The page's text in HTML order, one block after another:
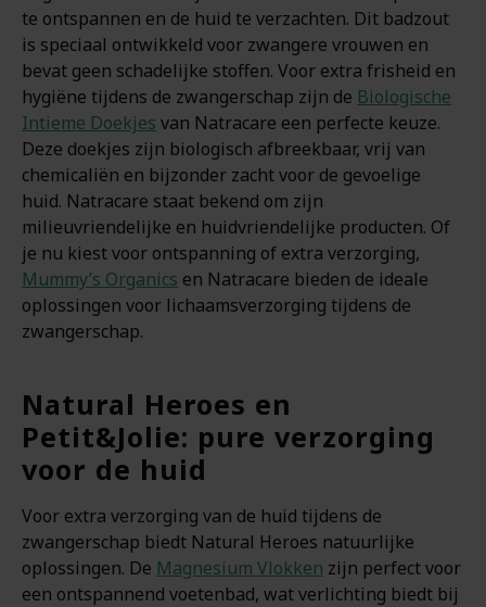
te ontspannen en de huid te verzachten. Dit badzout
is speciaal ontwikkeld voor zwangere vrouwen en
bevat geen schadelijke stoffen. Voor extra frisheid en
hygiëne tijdens de zwangerschap zijn de Biologische
Intieme Doekjes van Natracare een perfecte keuze.
Deze doekjes zijn biologisch afbreekbaar, vrij van
chemicaliën en bijzonder zacht voor de gevoelige
huid. Natracare staat bekend om zijn
milieuvriendelijke en huidvriendelijke producten. Of
je nu kiest voor ontspanning of extra verzorging,
Mummy’s Organics en Natracare bieden de ideale
oplossingen voor lichaamsverzorging tijdens de
zwangerschap.
Natural Heroes en
Petit&Jolie: pure verzorging
voor de huid
Voor extra verzorging van de huid tijdens de
zwangerschap biedt Natural Heroes natuurlijke
oplossingen. De Magnesium Vlokken zijn perfect voor
een ontspannend voetenbad, wat verlichting biedt bij